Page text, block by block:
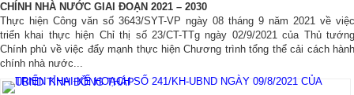
CHÍNH NHÀ NƯỚC GIAI ĐOẠN 2021 – 2030
Thực hiện Công văn số 3643/SYT-VP ngày 08 tháng 9 năm 2021 về việc
triển khai thực hiện Chỉ thị số 23/CT-TTg ngày 02/9/2021 của Thủ tướng
Chính phủ về việc đẩy mạnh thực hiện Chương trình tổng thể cải cách hành
chính nhà nước...